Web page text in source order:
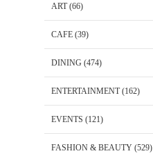
ART(66)
CAFE (39)
DINING (474)
ENTERTAINMENT(162)
EVENTS (121)
FASHION & BEAUTY (529)